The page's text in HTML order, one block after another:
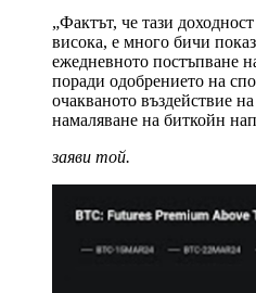
„Фактът, че тази
висока, е много бичи
ежедневното постъпване
поради одобрението на
очакваното въздействие
намаляване на биткойн
заяви той.